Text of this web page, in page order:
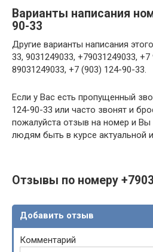
Варианты написания
90-33
Другие варианты написания
33, 9031249033, +79031249033,
89031249033, +7 (903) 124-90-33.
Если у Вас есть пропущенный
124-90-33 или часто звонят и
пожалуйста отзыв на номер и
людям быть в курсе актуальной
Отзывы по номеру
Добавить отзыв
Комментарий